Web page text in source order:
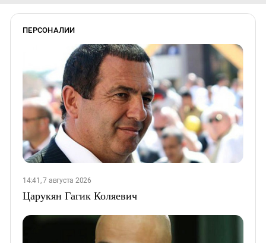
ПЕРСОНАЛИИ
14:41, 7 августа 2026
Царукян Гагик Коляевич